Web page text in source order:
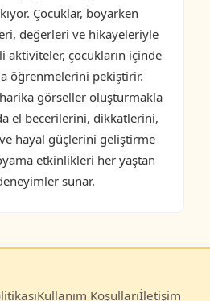
Çocuklar, boyarken
değerleri ve hikayeleriyle
aktiviteler, çocukların içinde
öğrenmelerini pekiştirir.
görseller oluşturmakla
el becerilerini, dikkatlerini,
hayal güçlerini geliştirme
etkinlikleri her yaştan
sunar.
Kullanım Koşullarıİletişim